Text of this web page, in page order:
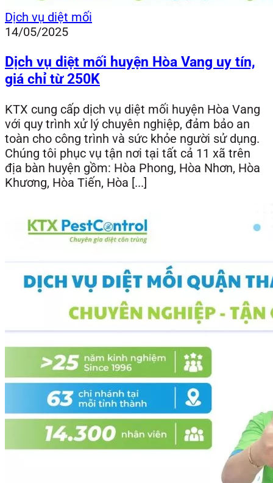
Dịch vụ diệt mối
14/05/2025
Dịch vụ diệt mối huyện Hòa Vang uy tín,
giá chỉ từ 250K
KTX cung cấp dịch vụ diệt mối huyện Hòa Vang
với quy trình xử lý chuyên nghiệp, đảm bảo an
toàn cho công trình và sức khỏe người sử dụng.
Chúng tôi phục vụ tận nơi tại tất cả 11 xã trên
địa bàn huyện gồm: Hòa Phong, Hòa Nhơn, Hòa
Khương, Hòa Tiến, Hòa [...]